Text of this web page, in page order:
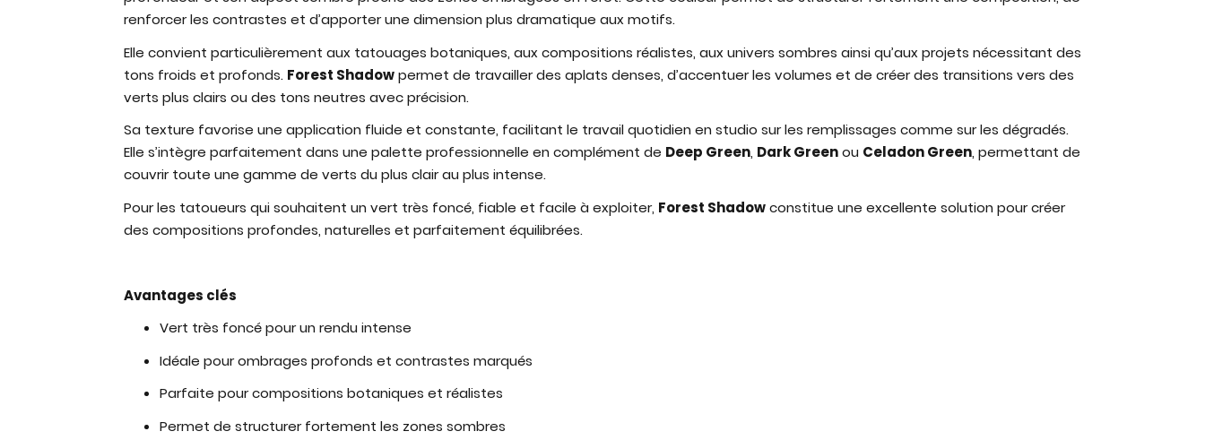
renforcer les contrastes et d’apporter une dimension plus dramatique aux motifs.
Elle convient particulièrement aux tatouages botaniques, aux compositions réalistes, aux univers sombres ainsi qu’aux projets nécessitant des
tons froids et profonds. Forest Shadowpermet de travailler des aplats denses, d’accentuer les volumes et de créer des transitions vers des
verts plus clairs ou des tons neutres avec précision.
Sa texture favorise une application fluide et constante, facilitant le travail quotidien en studio sur les remplissages comme sur les dégradés.
Elle s’intègre parfaitement dans une palette professionnelle en complément de Deep Green, Dark Greenou Celadon Green, permettant de
couvrir toute une gamme de verts du plus clair au plus intense.
Pour les tatoueurs qui souhaitent un vert très foncé, fiable et facile à exploiter, Forest Shadowconstitue une excellente solution pour créer
des compositions profondes, naturelles et parfaitement équilibrées.
Avantages clés
Vert très foncé pour un rendu intense
Idéale pour ombrages profonds et contrastes marqués
Parfaite pour compositions botaniques et réalistes
Permet de structurer fortement les zones sombres